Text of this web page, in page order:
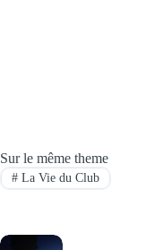
Sur le même theme
#La Vie du Club